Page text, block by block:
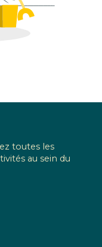
toutes les
au sein du